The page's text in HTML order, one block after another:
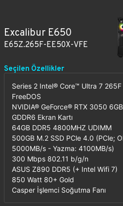
Excalibur E650
E65Z.265F-EE50X-VFE
Seçilen Özellikler
Series 2 Intel® Core™ Ultra 7 265F
FreeDOS
NVIDIA® GeForce® RTX 3050
GDDR6 Ekran Kartı
64GB DDR5 4800MHZ UDIMM
500GB M.2 SSD PCle 4.0 (PCle;
5000MB/s - Yazma: 4100MB/s)
300 Mbps 802.11 b/g/n
ASUS Z890 DDR5 (+ Intel Wifi 7)
850 Watt 80+ Gold
Casper İşlemci Soğutma Fanı